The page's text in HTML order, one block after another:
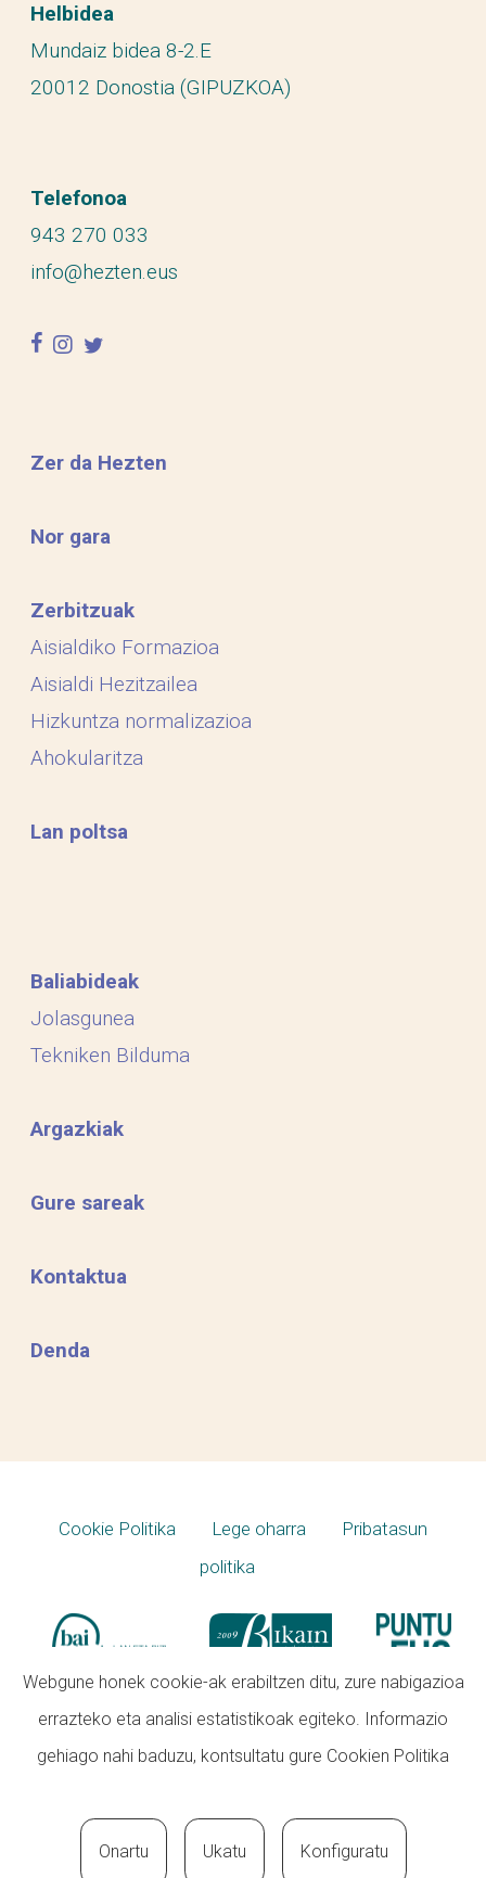
Helbidea
Mundaiz bidea 8-2.E
20012 Donostia (GIPUZKOA)
Telefonoa
943 270 033
info@hezten.eus
facebook
instagram
twitter
Zer da Hezten
Nor gara
Zerbitzuak
Aisialdiko Formazioa
Aisialdi Hezitzailea
Hizkuntza normalizazioa
Ahokularitza
Lan poltsa
Baliabideak
Jolasgunea
Tekniken Bilduma
Argazkiak
Gure sareak
Kontaktua
Denda
Cookie Politika Lege oharra
Pribatasun
politika
Webgune honek cookie-ak erabiltzen ditu, zure nabigazioa
errazteko eta analisi estatistikoak egiteko. Informazio
gehiago nahi baduzu, kontsultatu gure Cookien Politika
Onartu Ukatu Konfiguratu